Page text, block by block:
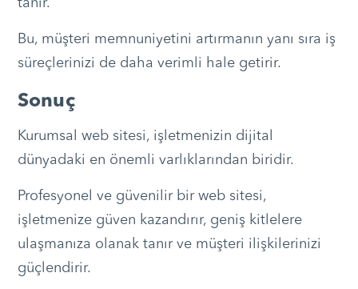
tanır.
Bu, müşteri memnuniyetini artırmanın yanı sıra iş
süreçlerinizi de daha verimli hale getirir.
Sonuç
Kurumsal web sitesi, işletmenizin dijital
dünyadaki en önemli varlıklarından biridir.
Profesyonel ve güvenilir bir web sitesi,
işletmenize güven kazandırır, geniş kitlelere
ulaşmanıza olanak tanır ve müşteri ilişkilerinizi
güçlendirir.